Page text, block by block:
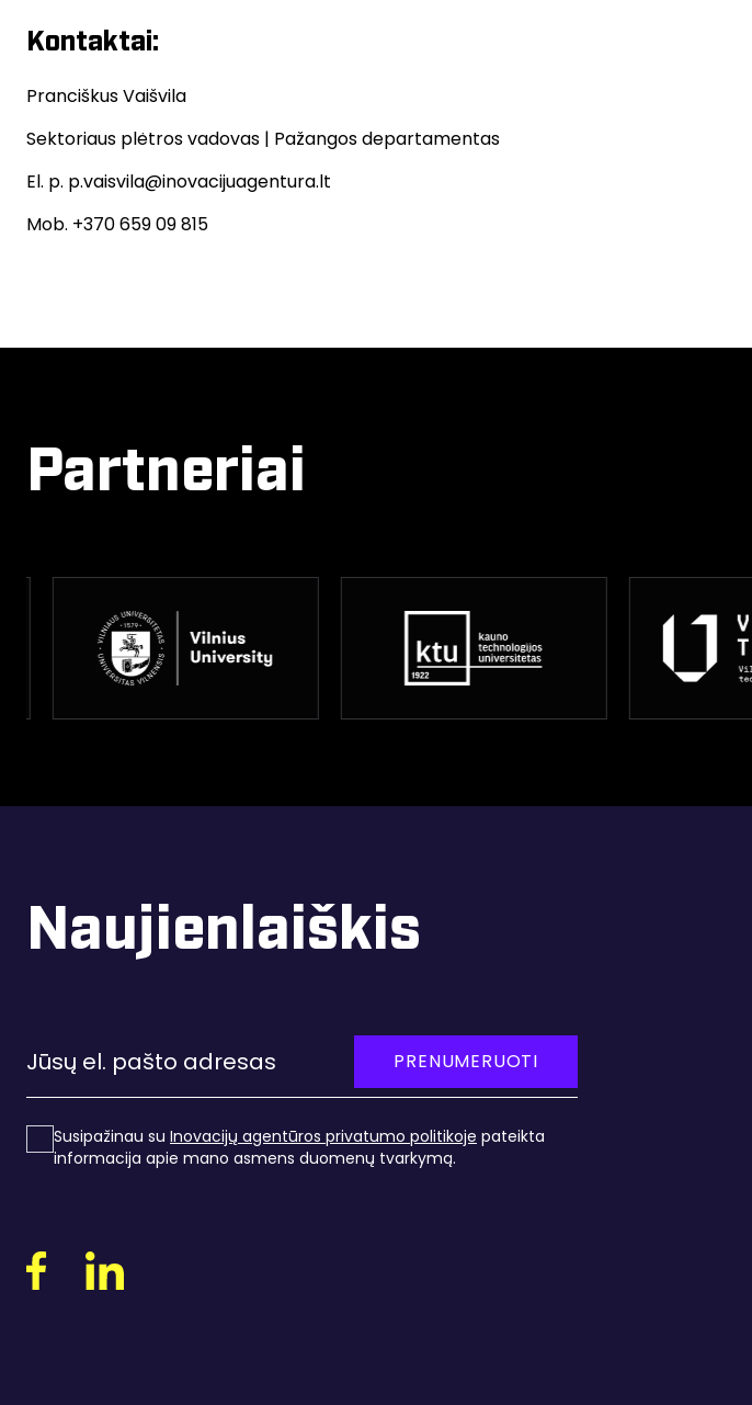
Kontaktai:
Pranciškus Vaišvila
Sektoriaus plėtros vadovas | Pažangos departamentas
El. p. p.vaisvila@inovacijuagentura.lt
Mob. +370 659 09 815
Partneriai
Naujienlaiškis
PRENUMERUOTI
Susipažinau su Inovacijų agentūros privatumo politikoje pateikta
informacija apie mano asmens duomenų tvarkymą.